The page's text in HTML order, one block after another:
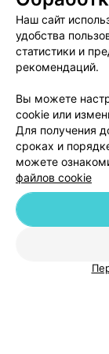
по
без проблем нас
доктором
удивительным,
Сергея
Наш сайт
удобства
статистики и
рекомендаций.
Вы можете
cookie или
Для получения
сроках и
можете
файлов cookie